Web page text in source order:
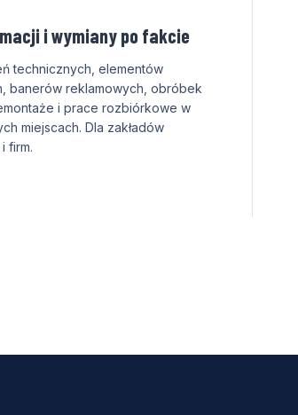
i wymiany po fakcie
technicznych, elementów
banerów reklamowych, obróbek
i prace rozbiórkowe w
miejscach. Dla zakładów
firm.